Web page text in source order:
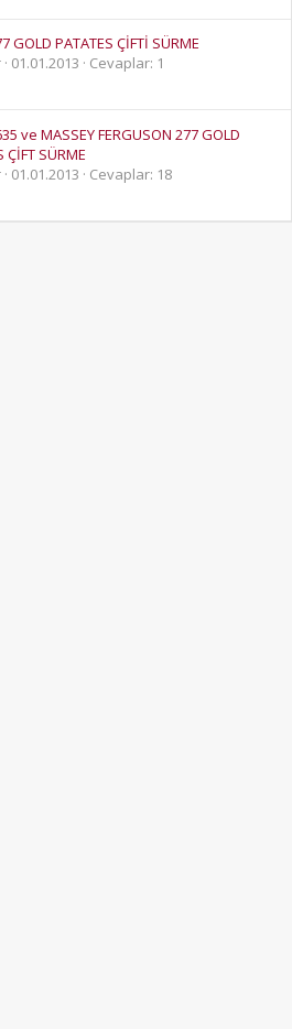
GOLD PATATES ÇİFTİ SÜRME
01.01.2013
Cevaplar: 1
ve MASSEY FERGUSON 277 GOLD
ÇİFT SÜRME
01.01.2013
Cevaplar: 18